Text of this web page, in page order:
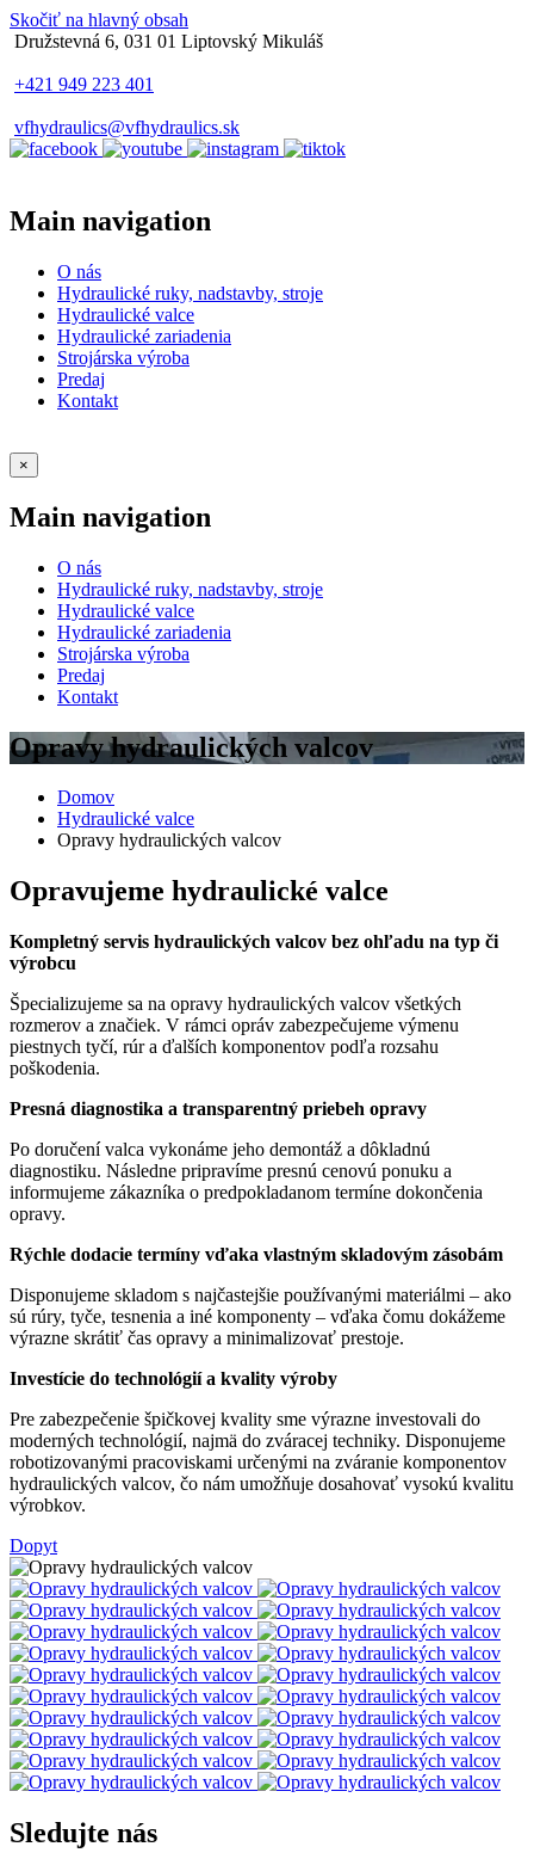
Skočiť na hlavný obsah
Družstevná 6, 031 01 Liptovský Mikuláš
+421 949 223 401
vfhydraulics@vfhydraulics.sk
Main navigation
O nás
Hydraulické ruky, nadstavby, stroje
Hydraulické valce
Hydraulické zariadenia
Strojárska výroba
Predaj
Kontakt
×
Main navigation
O nás
Hydraulické ruky, nadstavby, stroje
Hydraulické valce
Hydraulické zariadenia
Strojárska výroba
Predaj
Kontakt
Opravy hydraulických valcov
Domov
Hydraulické valce
Opravy hydraulických valcov
Opravujeme hydraulické valce
Kompletný servis hydraulických valcov bez ohľadu na typ či
výrobcu
Špecializujeme sa na opravy hydraulických valcov všetkých
rozmerov a značiek. V rámci opráv zabezpečujeme výmenu
piestnych tyčí, rúr a ďalších komponentov podľa rozsahu
poškodenia.
Presná diagnostika a transparentný priebeh opravy
Po doručení valca vykonáme jeho demontáž a dôkladnú
diagnostiku. Následne pripravíme presnú cenovú ponuku a
informujeme zákazníka o predpokladanom termíne dokončenia
opravy.
Rýchle dodacie termíny vďaka vlastným skladovým zásobám
Disponujeme skladom s najčastejšie používanými materiálmi – ako
sú rúry, tyče, tesnenia a iné komponenty – vďaka čomu dokážeme
výrazne skrátiť čas opravy a minimalizovať prestoje.
Investície do technológií a kvality výroby
Pre zabezpečenie špičkovej kvality sme výrazne investovali do
moderných technológií, najmä do zváracej techniky. Disponujeme
robotizovanými pracoviskami určenými na zváranie komponentov
hydraulických valcov, čo nám umožňuje dosahovať vysokú kvalitu
výrobkov.
Dopyt
Sledujte nás